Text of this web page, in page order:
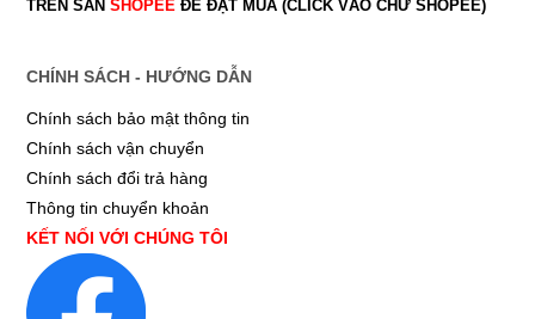
TRÊN SÀN SHOPEEĐỂ ĐẶT MUA (CLICK VÀO CHỮ SHOPEE)
CHÍNH SÁCH - HƯỚNG DẪN
Chính sách bảo mật thông tin
Chính sách vận chuyển
Chính sách đổi trả hàng
Thông tin chuyển khoản
KẾT NỐI VỚI CHÚNG TÔI